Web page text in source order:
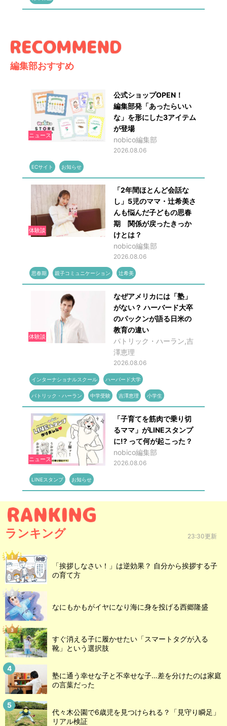
編集部おすすめ
ニュース
公式ショップOPEN！
編集部発「あったらいい
な」を形にした3アイテム
が登場
nobico編集部
2026.08.06
ECサイト お知らせ
体験談
「2年間ほとんど会話な
し」5児のママ・辻希美さ
んも悩んだ子どもの思春
期 関係が戻ったきっか
けとは？
nobico編集部
2026.08.06
思春期 親子コミュニケーション 辻希美
体験談
なぜアメリカには「塾」
がない？ ハーバード大卒
のパックンが語る日米の
教育の違い
パトリック・ハーラン,吉
澤恵理
2026.08.06
インターナショナルスクール ハーバード大学
パトリック・ハーラン 中学受験 吉澤恵理 小学生
ニュース
「子育てを筋肉で乗り切
るママ」がLINEスタンプ
に!? って何が起こった？
nobico編集部
2026.08.06
LINEスタンプ お知らせ
ランキング 23:30更新
「挨拶しなさい！」は逆効果？ 自分から挨拶する子
の育て方
なにもかもがイヤになり海に身を投げる西郷隆盛
すぐ消える子に履かせたい「スマートタグが入る
靴」という選択肢
塾に通う幸せな子と不幸せな子…差を分けたのは家庭
の言葉だった
代々木公園で6歳児を見つけられる？「見守り瞬足」
リアル検証